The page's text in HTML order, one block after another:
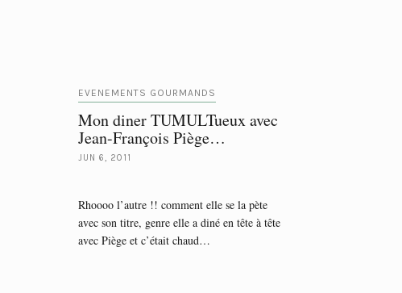
EVENEMENTS GOURMANDS
Mon diner TUMULTueux avec
Jean-François Piège…
JUN 6, 2011
Rhoooo l’autre !! comment elle se la pète
avec son titre, genre elle a diné en tête à tête
avec Piège et c’était chaud…